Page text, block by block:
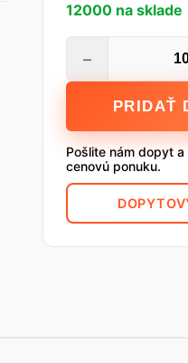
12000 na sklade
TopKraft
3.5
x
35
−
PRIDAŤ
Pošlite nám dopyt
cenovú ponuku.